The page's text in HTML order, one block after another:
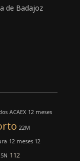
de Badajoz
ACAEX 12 meses
22M
12 meses 12
112